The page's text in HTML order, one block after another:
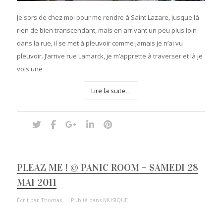
Je sors de chez moi pour me rendre à Saint Lazare, jusque là
rien de bien transcendant, mais en arrivant un peu plus loin
dans la rue, il se met à pleuvoir comme jamais je n’ai vu
pleuvoir. J’arrive rue Lamarck, je m’apprette à traverser et là je
vois une
Lire la suite…
PLEAZ ME ! @ PANIC ROOM – SAMEDI 28
MAI 2011
Écrit par Thomas Publié dans MUSIQUE